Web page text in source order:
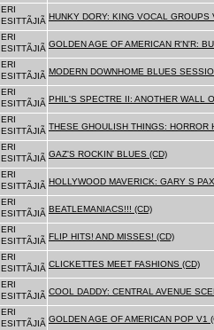
ERI
ESITTÃJIÃ HUNKY DORY: KING VOCAL GROUPS
ERI
ESITTÃJIÃ GOLDEN AGE OF AMERICAN R'N'R:
ERI
ESITTÃJIÃ MODERN DOWNHOME BLUES
ERI
ESITTÃJIÃ PHIL'S SPECTRE II: ANOTHER WALL
ERI
ESITTÃJIÃ THESE GHOULISH THINGS: HORROR
ERI
ESITTÃJIÃ GAZ'S ROCKIN' BLUES (CD)
ERI
ESITTÃJIÃ HOLLYWOOD MAVERICK: GARY S
ERI
ESITTÃJIÃ BEATLEMANIACS!!! (CD)
ERI
ESITTÃJIÃ FLIP HITS! AND MISSES! (CD)
ERI
ESITTÃJIÃ CLICKETTES MEET FASHIONS (CD)
ERI
ESITTÃJIÃ COOL DADDY: CENTRAL AVENUE
ERI
ESITTÃJIÃ GOLDEN AGE OF AMERICAN POP V1